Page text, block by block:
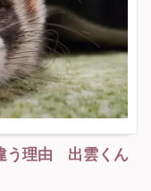
う理由 出雲くん